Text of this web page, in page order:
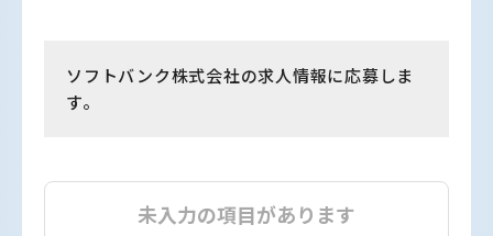
ソフトバンク株式会社の求人情報に応募しま
す。
未入力の項目があります